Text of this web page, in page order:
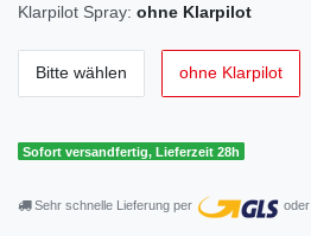
Klarpilot Spray: ohne Klarpilot
Bitte wählen ohne Klarpilot
Sofort versandfertig, Lieferzeit 28h
Sehr schnelle Lieferung per oder